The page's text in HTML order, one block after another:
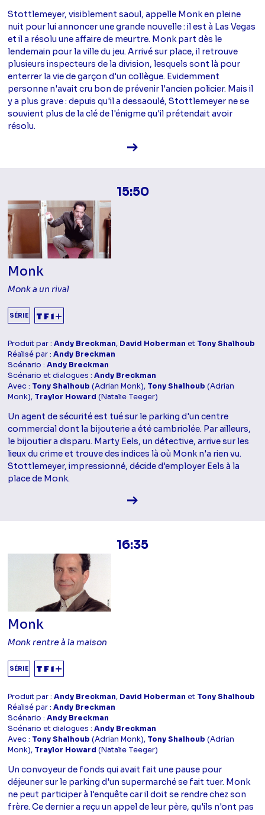
Stottlemeyer, visiblement saoul, appelle Monk en pleine
nuit pour lui annoncer une grande nouvelle : il est à Las Vegas
et il a résolu une affaire de meurtre. Monk part dès le
lendemain pour la ville du jeu. Arrivé sur place, il retrouve
plusieurs inspecteurs de la division, lesquels sont là pour
enterrer la vie de garçon d'un collègue. Evidemment
personne n'avait cru bon de prévenir l'ancien policier. Mais il
y a plus grave : depuis qu'il a dessaoulé, Stottlemeyer ne se
souvient plus de la clé de l'énigme qu'il prétendait avoir
résolu.
Voir la fiche diffusion
15:50
Monk
Monk a un rival
SÉRIE
Produit par :Andy Breckman, David Hoberman et Tony Shalhoub
Réalisé par :Andy Breckman
Scénario :Andy Breckman
Scénario et dialogues :Andy Breckman
Avec : Tony Shalhoub (Adrian Monk), Tony Shalhoub (Adrian
Monk), Traylor Howard (Natalie Teeger)
Un agent de sécurité est tué sur le parking d'un centre
commercial dont la bijouterie a été cambriolée. Par ailleurs,
le bijoutier a disparu. Marty Eels, un détective, arrive sur les
lieux du crime et trouve des indices là où Monk n'a rien vu.
Stottlemeyer, impressionné, décide d'employer Eels à la
place de Monk.
Voir la fiche diffusion
16:35
Monk
Monk rentre à la maison
SÉRIE
Produit par :Andy Breckman, David Hoberman et Tony Shalhoub
Réalisé par :Andy Breckman
Scénario :Andy Breckman
Scénario et dialogues :Andy Breckman
Avec : Tony Shalhoub (Adrian Monk), Tony Shalhoub (Adrian
Monk), Traylor Howard (Natalie Teeger)
Un convoyeur de fonds qui avait fait une pause pour
déjeuner sur le parking d'un supermarché se fait tuer. Monk
ne peut participer à l'enquête car il doit se rendre chez son
frère. Ce dernier a reçu un appel de leur père, qu'ils n'ont pas